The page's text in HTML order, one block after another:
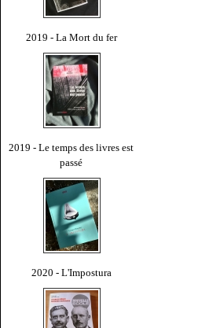
2019 - La Mort du fer
2019 - Le temps des livres est
passé
2020 - L'Impostura